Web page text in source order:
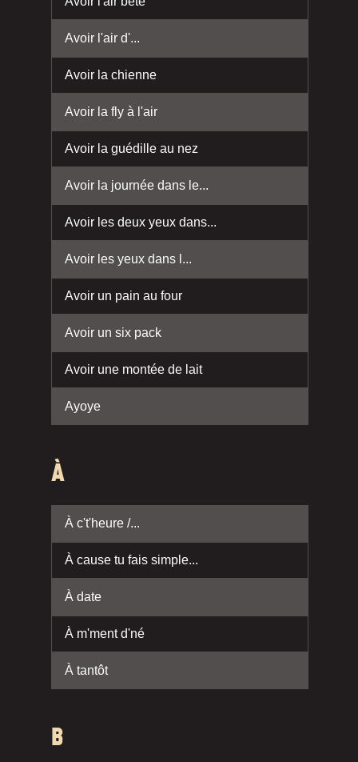
Avoir l'air d'...
Avoir la chienne
Avoir la fly à l'air
Avoir la guédille au nez
Avoir la journée dans le...
Avoir les deux yeux dans...
Avoir les yeux dans l...
Avoir un pain au four
Avoir un six pack
Avoir une montée de lait
Ayoye
À
À c't'heure /...
À cause tu fais simple...
À date
À m'ment d'né
À tantôt
B